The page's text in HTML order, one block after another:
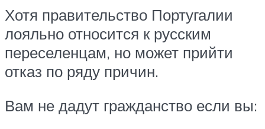
Хотя правительство Португалии
лояльно относится к русским
переселенцам, но может прийти
отказ по ряду причин.
Вам не дадут гражданство если вы: